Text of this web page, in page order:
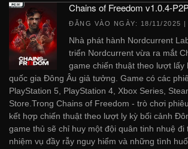
Chains of Freedom v1.0.4-
ĐĂNG VÀO NGÀY: 18/11/2025 |
Nhà phát hành Nordcurrent
triển Nordcurrent vừa ra mắt
game chiến thuật theo lượt lấy
quốc gia Đông Âu giả tưởng. Game có các
PlayStation 5, PlayStation 4, Xbox Series,
Store.Trong Chains of Freedom - trò chơi
kết hợp chiến thuật theo lượt ly kỳ bối cảnh
game thủ sẽ chỉ huy một đội quân tinh nhuệ đi
nhiệm vụ đầy rẫy nguy hiểm và những tình